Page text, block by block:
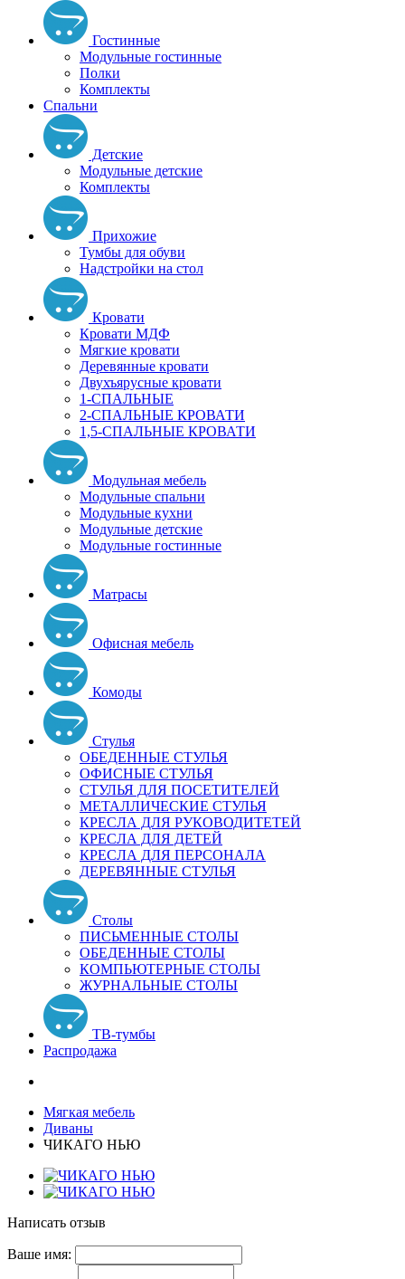
Гостинные
Модульные гостинные
Полки
Комплекты
Спальни
Детские
Модульные детские
Комплекты
Прихожие
Тумбы для обуви
Надстройки на стол
Кровати
Кровати МДФ
Мягкие кровати
Деревянные кровати
Двухъярусные кровати
1-СПАЛЬНЫЕ
2-СПАЛЬНЫЕ КРОВАТИ
1,5-СПАЛЬНЫЕ КРОВАТИ
Модульная мебель
Модульные спальни
Модульные кухни
Модульные детские
Модульные гостинные
Матрасы
Офисная мебель
Комоды
Стулья
ОБЕДЕННЫЕ СТУЛЬЯ
ОФИСНЫЕ СТУЛЬЯ
СТУЛЬЯ ДЛЯ ПОСЕТИТЕЛЕЙ
МЕТАЛЛИЧЕСКИЕ СТУЛЬЯ
КРЕСЛА ДЛЯ РУКОВОДИТЕТЕЙ
КРЕСЛА ДЛЯ ДЕТЕЙ
КРЕСЛА ДЛЯ ПЕРСОНАЛА
ДЕРЕВЯННЫЕ СТУЛЬЯ
Столы
ПИСЬМЕННЫЕ СТОЛЫ
ОБЕДЕННЫЕ СТОЛЫ
КОМПЬЮТЕРНЫЕ СТОЛЫ
ЖУРНАЛЬНЫЕ СТОЛЫ
ТВ-тумбы
Распродажа
Мягкая мебель
Диваны
ЧИКАГО НЬЮ
Написать отзыв
Ваше имя: